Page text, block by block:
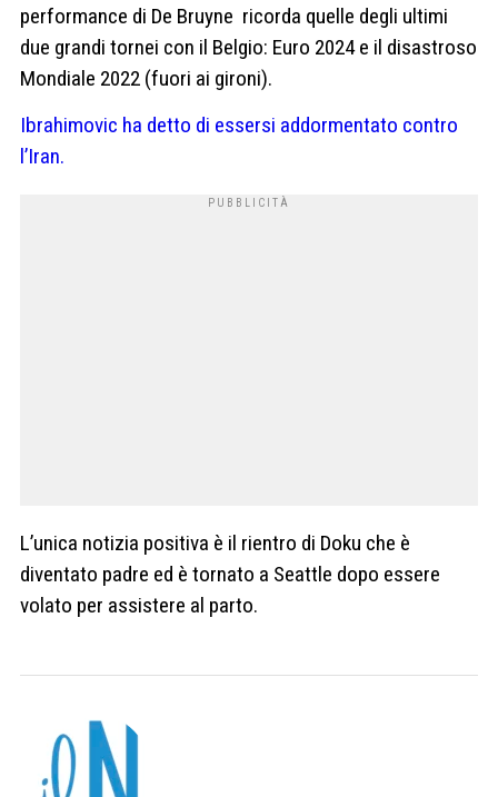
performance di De Bruyne ricorda quelle degli ultimi
due grandi tornei con il Belgio: Euro 2024 e il disastroso
Mondiale 2022 (fuori ai gironi).
Ibrahimovic ha detto di essersi addormentato contro
l’Iran.
L’unica notizia positiva è il rientro di Doku che è
diventato padre ed è tornato a Seattle dopo essere
volato per assistere al parto.